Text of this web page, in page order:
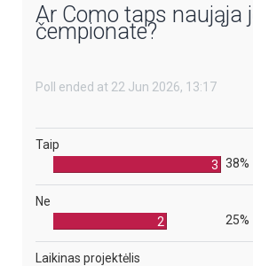
Ar Como taps naująja
čempionate?
Poll ended at 22 Jun 2026, 13:17
Taip
3 38%
Ne
2
25%
Laikinas projektėlis